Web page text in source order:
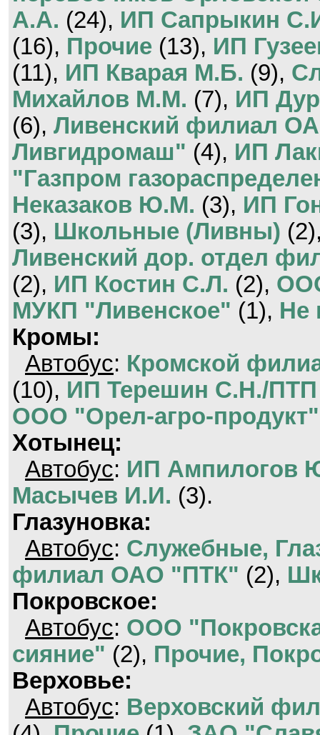
А.А. (24), ИП Сапрыкин
(16), Прочие (13), ИП
(11), ИП Кварая М.Б. (9),
Михайлов М.М. (7), ИП
(6), Ливенский филиал
Ливгидромаш" (4), ИП
"Газпром
Неказаков Ю.М. (3), ИП
(3), Школьные (Ливны)
Ливенский дор. отдел
(2), ИП Костин С.Л. (2),
МУКП "Ливенское" (1), Не
Кромы:
Автобус: Кромской
(10), ИП Терешин С.Н./
ООО "Орел-агро-продукт"
Хотынец:
Автобус: ИП Ампилогов
Масычев И.И. (3).
Глазуновка:
Автобус: Служебные,
филиал ОАО "ПТК" (2),
Покровское:
Автобус: ООО
сияние" (2), Прочие,
Верховье:
Автобус: Верховский